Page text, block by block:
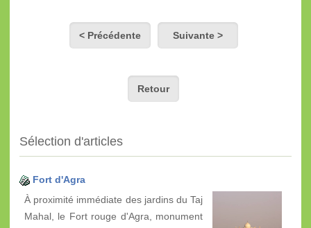
< Précédente Suivante >
Retour
Sélection d'articles
Fort d'Agra
À proximité immédiate des jardins du Taj
Mahal, le Fort rouge d'Agra, monument